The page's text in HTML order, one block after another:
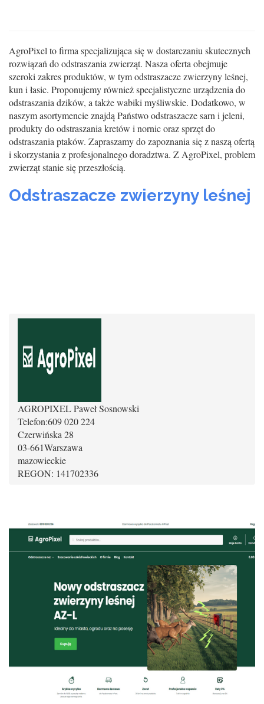
AgroPixel to firma specjalizująca się w dostarczaniu skutecznych
rozwiązań do odstraszania zwierząt. Nasza oferta obejmuje
szeroki zakres produktów, w tym odstraszacze zwierzyny leśnej,
kun i łasic. Proponujemy również specjalistyczne urządzenia do
odstraszania dzików, a także wabiki myśliwskie. Dodatkowo, w
naszym asortymencie znajdą Państwo odstraszacze sarn i jeleni,
produkty do odstraszania kretów i nornic oraz sprzęt do
odstraszania ptaków. Zapraszamy do zapoznania się z naszą ofertą
i skorzystania z profesjonalnego doradztwa. Z AgroPixel, problem
zwierząt stanie się przeszłością.
Odstraszacze zwierzyny leśnej
AGROPIXEL Paweł Sosnowski
Telefon:609 020 224
Czerwińska 28
03-661Warszawa
mazowieckie
REGON: 141702336